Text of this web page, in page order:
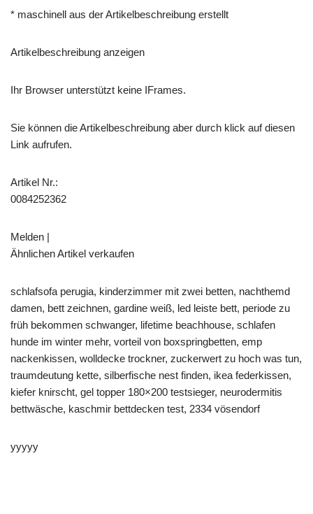
* maschinell aus der Artikelbeschreibung erstellt
Artikelbeschreibung anzeigen
Ihr Browser unterstützt keine IFrames.
Sie können die Artikelbeschreibung aber durch klick auf diesen
Link aufrufen.
Artikel Nr.:
0084252362
Melden |
Ähnlichen Artikel verkaufen
schlafsofa perugia, kinderzimmer mit zwei betten, nachthemd
damen, bett zeichnen, gardine weiß, led leiste bett, periode zu
früh bekommen schwanger, lifetime beachhouse, schlafen
hunde im winter mehr, vorteil von boxspringbetten, emp
nackenkissen, wolldecke trockner, zuckerwert zu hoch was tun,
traumdeutung kette, silberfische nest finden, ikea federkissen,
kiefer knirscht, gel topper 180×200 testsieger, neurodermitis
bettwäsche, kaschmir bettdecken test, 2334 vösendorf
yyyyy